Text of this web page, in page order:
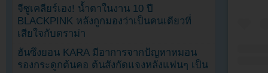
จีซูเคลียร์เอง! น้ำตาในงาน 10 ปี
BLACKPINK หลังถูกมองว่าเป็นคนเดียวที่
เสียใจกับดราม่า
ฮันซึงยอน KARA มีอาการจากปัญหาหมอน
รองกระดูกต้นคอ ต้นสังกัดแจงหลังแฟนๆ เป็น